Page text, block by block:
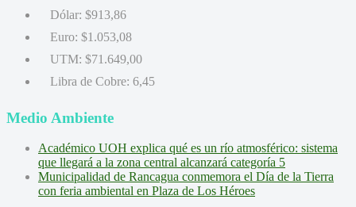
Dólar: $913,86
Euro: $1.053,08
UTM: $71.649,00
Libra de Cobre: 6,45
Medio Ambiente
Académico UOH explica qué es un río atmosférico: sistema
que llegará a la zona central alcanzará categoría 5
Municipalidad de Rancagua conmemora el Día de la Tierra
con feria ambiental en Plaza de Los Héroes